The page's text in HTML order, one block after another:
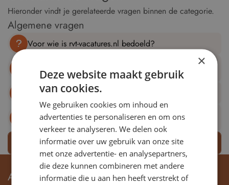
Hieronder vindt je gerelateerde vragen binnen de categorie.
Algemene vragen
Voor wie is rvt-vacatures.nl bedoeld?
Kan ik ook zonder toezichtservaring reageren op een
vacature?
In welke sectoren worden vacatures geplaatst?
Hoe kan mijn organisatie een RvT- of RvC-vacature
plaatsen?
Bekijk meer vragen
ADRES & CONTACT
×
Deze website maakt gebruik
van cookies.
We gebruiken cookies om inhoud en
advertenties te personaliseren en om ons
verkeer te analyseren. We delen ook
informatie over uw gebruik van onze site
met onze advertentie- en analysepartners,
die deze kunnen combineren met andere
informatie die u aan hen heeft verstrekt of